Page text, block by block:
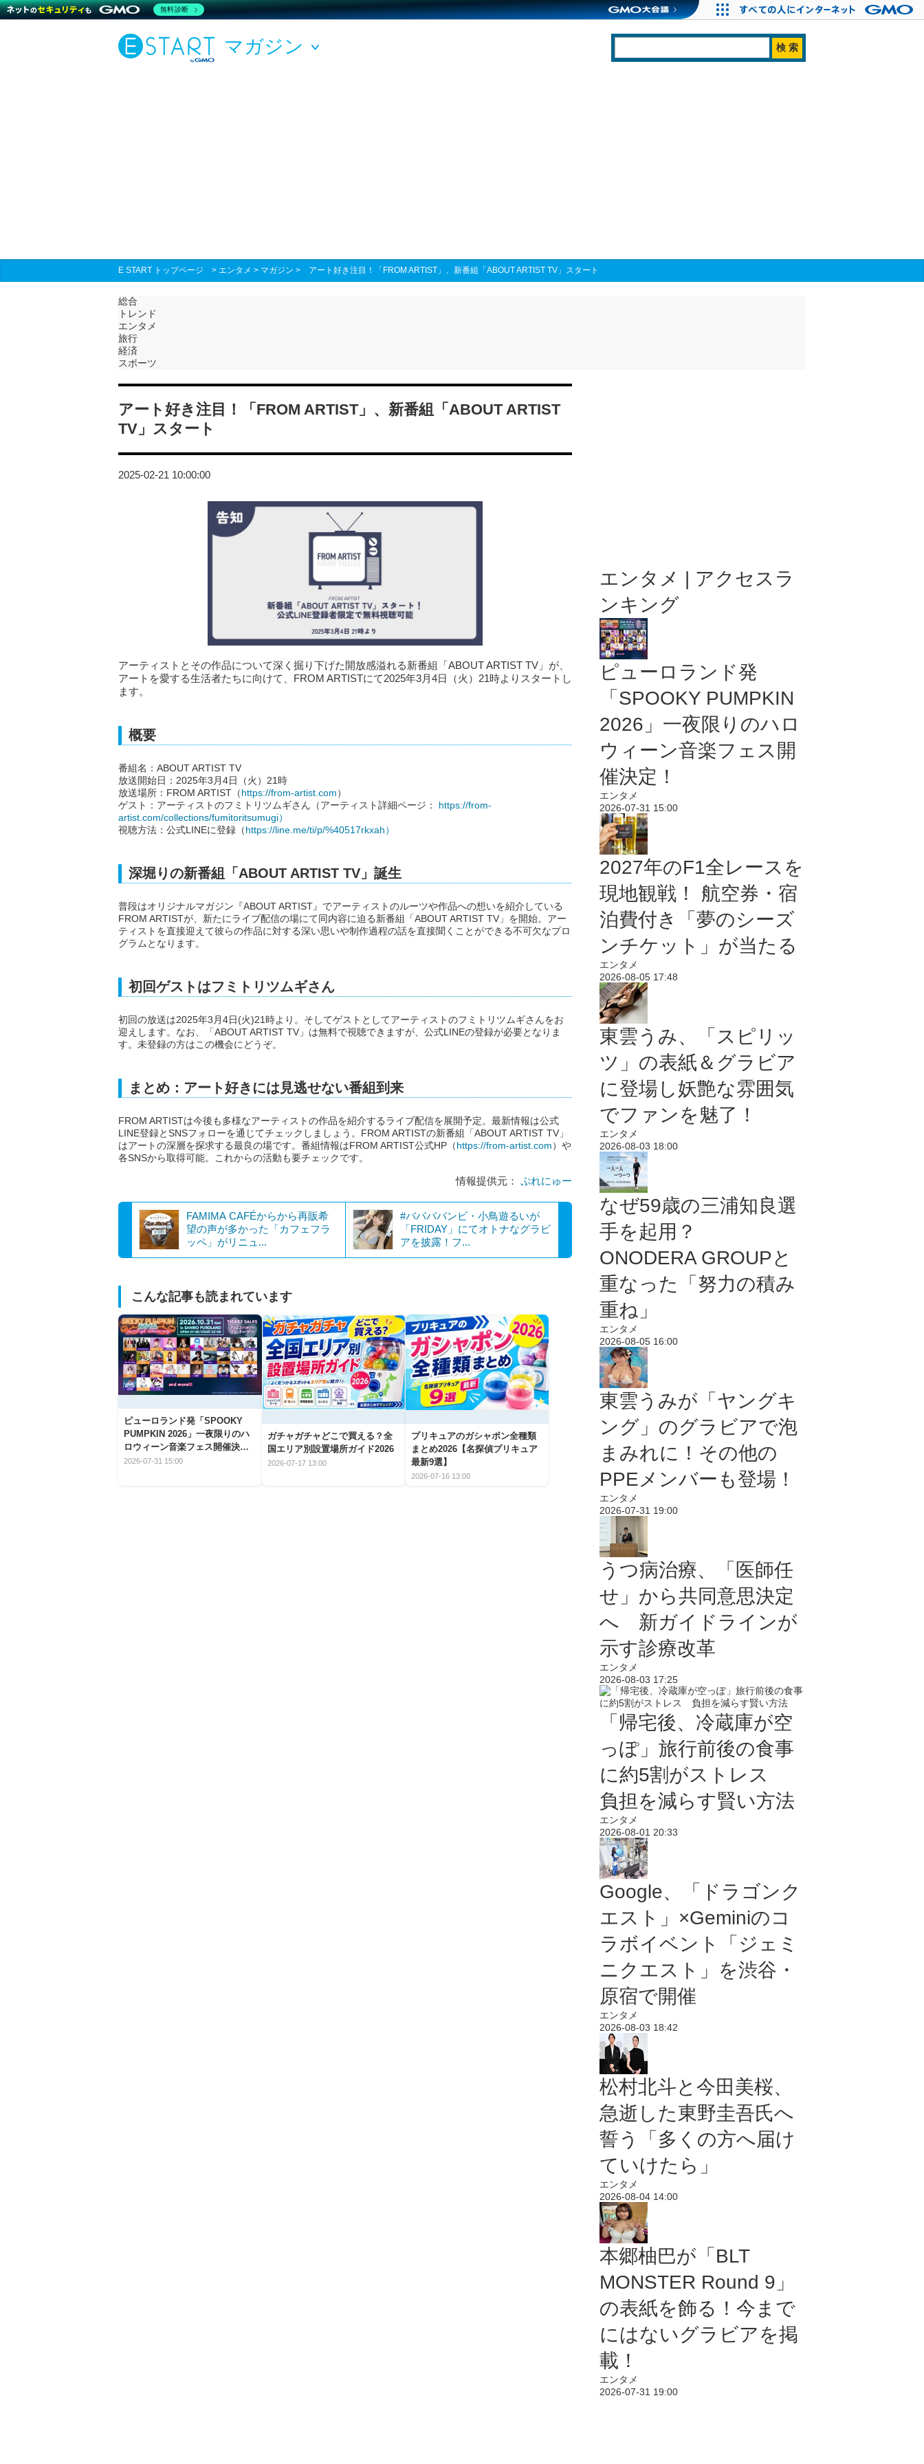
マガジン
E START トップページ > エンタメ > マガジン > アート好き注目！「FROM ARTIST」、新番組「ABOUT ARTIST TV」スタート
総合
トレンド
エンタメ
旅行
経済
スポーツ
アート好き注目！「FROM ARTIST」、新番組「ABOUT ARTIST
TV」スタート
2025-02-21 10:00:00
アーティストとその作品について深く掘り下げた開放感溢れる新番組「ABOUT ARTIST TV」が、
アートを愛する生活者たちに向けて、FROM ARTISTにて2025年3月4日（火）21時よりスタートし
ます。
概要
番組名：ABOUT ARTIST TV
放送開始日：2025年3月4日（火）21時
放送場所：FROM ARTIST（https://from-artist.com）
ゲスト：アーティストのフミトリツムギさん（アーティスト詳細ページ： https://from-
artist.com/collections/fumitoritsumugi）
視聴方法：公式LINEに登録（https://line.me/ti/p/%40517rkxah）
深堀りの新番組「ABOUT ARTIST TV」誕生
普段はオリジナルマガジン『ABOUT ARTIST』でアーティストのルーツや作品への想いを紹介している
FROM ARTISTが、新たにライブ配信の場にて同内容に迫る新番組「ABOUT ARTIST TV」を開始。アー
ティストを直接迎えて彼らの作品に対する深い思いや制作過程の話を直接聞くことができる不可欠なプロ
グラムとなります。
初回ゲストはフミトリツムギさん
初回の放送は2025年3月4日(火)21時より。そしてゲストとしてアーティストのフミトリツムギさんをお
迎えします。なお、「ABOUT ARTIST TV」は無料で視聴できますが、公式LINEの登録が必要となりま
す。未登録の方はこの機会にどうぞ。
まとめ：アート好きには見逃せない番組到来
FROM ARTISTは今後も多様なアーティストの作品を紹介するライブ配信を展開予定。最新情報は公式
LINE登録とSNSフォローを通じてチェックしましょう。FROM ARTISTの新番組「ABOUT ARTIST TV」
はアートの深層を探求する最良の場です。番組情報はFROM ARTIST公式HP（https://from-artist.com）や
各SNSから取得可能。これからの活動も要チェックです。
情報提供元： ぷれにゅー
FAMIMA CAFÉからから再販希
望の声が多かった「カフェフラ
ッペ」がリニュ...
#ババババンビ・小鳥遊るいが
「FRIDAY」にてオトナなグラビ
アを披露！フ...
こんな記事も読まれています
ピューロランド発「SPOOKY
PUMPKIN 2026」一夜限りのハ
ロウィーン音楽フェス開催決
定！
2026-07-31 15:00
ガチャガチャどこで買える？全
国エリア別設置場所ガイド2026
2026-07-17 13:00
プリキュアのガシャポン全種類
まとめ2026【名探偵プリキュア
最新9選】
2026-07-16 13:00
エンタメ | アクセスラ
ンキング
ピューロランド発
「SPOOKY PUMPKIN
2026」一夜限りのハロ
ウィーン音楽フェス開
催決定！
エンタメ
2026-07-31 15:00
2027年のF1全レースを
現地観戦！ 航空券・宿
泊費付き「夢のシーズ
ンチケット」が当たる
エンタメ
2026-08-05 17:48
東雲うみ、「スピリッ
ツ」の表紙＆グラビア
に登場し妖艶な雰囲気
でファンを魅了！
エンタメ
2026-08-03 18:00
なぜ59歳の三浦知良選
手を起用？
ONODERA GROUPと
重なった「努力の積み
重ね」
エンタメ
2026-08-05 16:00
東雲うみが「ヤングキ
ング」のグラビアで泡
まみれに！その他の
PPEメンバーも登場！
エンタメ
2026-07-31 19:00
うつ病治療、「医師任
せ」から共同意思決定
へ 新ガイドラインが
示す診療改革
エンタメ
2026-08-03 17:25
「帰宅後、冷蔵庫が空
っぽ」旅行前後の食事
に約5割がストレス
負担を減らす賢い方法
エンタメ
2026-08-01 20:33
Google、「ドラゴンク
エスト」×Geminiのコ
ラボイベント「ジェミ
ニクエスト」を渋谷・
原宿で開催
エンタメ
2026-08-03 18:42
松村北斗と今田美桜、
急逝した東野圭吾氏へ
誓う「多くの方へ届け
ていけたら」
エンタメ
2026-08-04 14:00
本郷柚巴が「BLT
MONSTER Round 9」
の表紙を飾る！今まで
にはないグラビアを掲
載！
エンタメ
2026-07-31 19:00
無料診断